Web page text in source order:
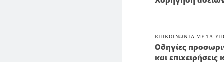
ΕΠΙΚΟΙΝΩΝΙΑ ΜΕ ΤΑ
Οδηγίες
και